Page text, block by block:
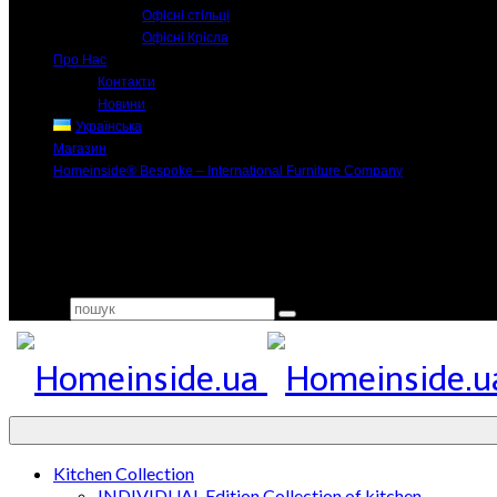
Офісні стільці
Офісні Крісла
Про Нас
Контакти
Новини
Українська
Магазин
Homeinside® Bespoke – International Furniture Company
Kitchen Collection